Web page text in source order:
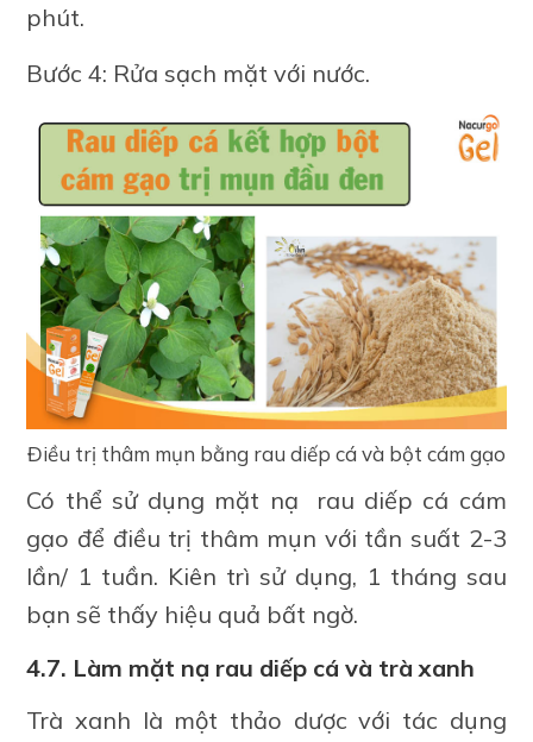
phút.
Bước 4: Rửa sạch mặt với nước.
Điều trị thâm mụn bằng rau diếp cá và bột cám gạo
Có thể sử dụng mặt nạ rau diếp cá cám
gạo để điều trị thâm mụn với tần suất 2-3
lần/ 1 tuần. Kiên trì sử dụng, 1 tháng sau
bạn sẽ thấy hiệu quả bất ngờ.
4.7. Làm mặt nạ rau diếp cá và trà xanh
Trà xanh là một thảo dược với tác dụng